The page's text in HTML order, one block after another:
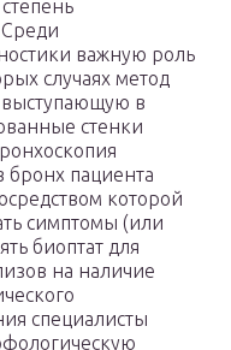
Среди
важную роль
случаях метод
выступающую в
стенки
бронх пациента
которой
симптомы (или
биоптат для
на наличие
специалисты